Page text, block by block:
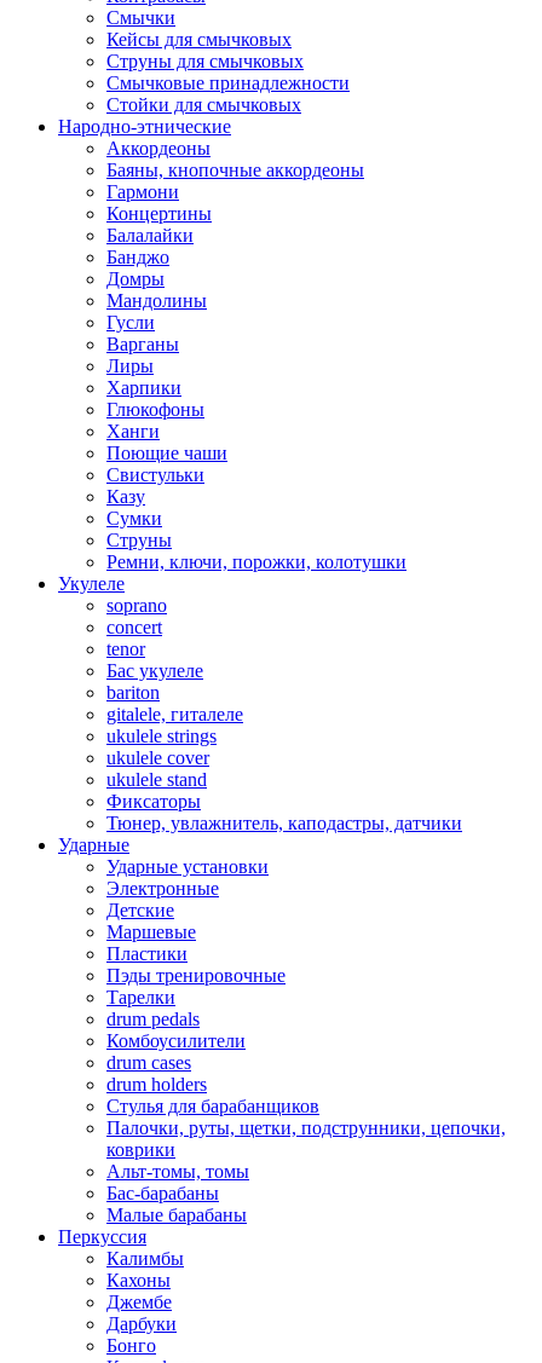
Смычки
Кейсы для смычковых
Струны для смычковых
Смычковые принадлежности
Стойки для смычковых
Народно-этнические
Аккордеоны
Баяны, кнопочные аккордеоны
Гармони
Концертины
Балалайки
Банджо
Домры
Мандолины
Гусли
Варганы
Лиры
Харпики
Глюкофоны
Ханги
Поющие чаши
Свистульки
Казу
Сумки
Струны
Ремни, ключи, порожки, колотушки
Укулеле
soprano
concert
tenor
Бас укулеле
bariton
gitalele, гиталеле
ukulele strings
ukulele cover
ukulele stand
Фиксаторы
Тюнер, увлажнитель, каподастры, датчики
Ударные
Ударные установки
Электронные
Детские
Маршевые
Пластики
Пэды тренировочные
Тарелки
drum pedals
Комбоусилители
drum cases
drum holders
Стулья для барабанщиков
Палочки, руты, щетки, подструнники, цепочки,
коврики
Альт-томы, томы
Бас-барабаны
Малые барабаны
Перкуссия
Калимбы
Кахоны
Джембе
Дарбуки
Бонго